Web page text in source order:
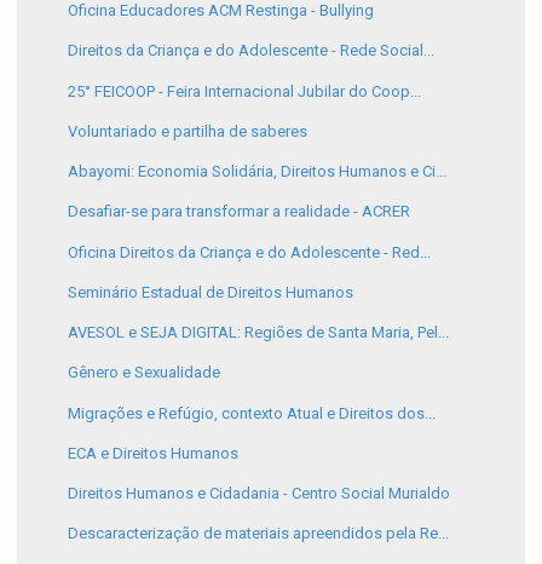
Oficina Educadores ACM Restinga - Bullying
Direitos da Criança e do Adolescente - Rede Social...
25° FEICOOP - Feira Internacional Jubilar do Coop...
Voluntariado e partilha de saberes
Abayomi: Economia Solidária, Direitos Humanos e Ci...
Desafiar-se para transformar a realidade - ACRER
Oficina Direitos da Criança e do Adolescente - Red...
Seminário Estadual de Direitos Humanos
AVESOL e SEJA DIGITAL: Regiões de Santa Maria, Pel...
Gênero e Sexualidade
Migrações e Refúgio, contexto Atual e Direitos dos...
ECA e Direitos Humanos
Direitos Humanos e Cidadania - Centro Social Murialdo
Descaracterização de materiais apreendidos pela Re...